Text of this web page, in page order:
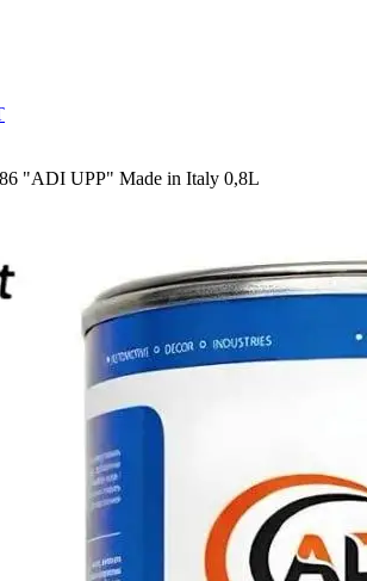
"ADI UPP" Made in Italy 0,8L